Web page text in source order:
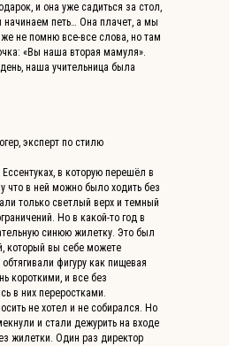
и она уже садиться за стол,
начинаем петь… Она плачет, а мы
не помню все-все слова, но там
«Вы наша вторая мамуля».
наша учительница была
эксперт по стилю
в которую перешёл в
что в ней можно было ходить без
только светлый верх и темный
Но в какой-то год в
синюю жилетку. Это был
который вы себе можете
фигуру как пищевая
короткими, и все без
в них переростками.
не хотел и не собирался. Но
и стали дежурить на входе
жилетки. Один раз директор